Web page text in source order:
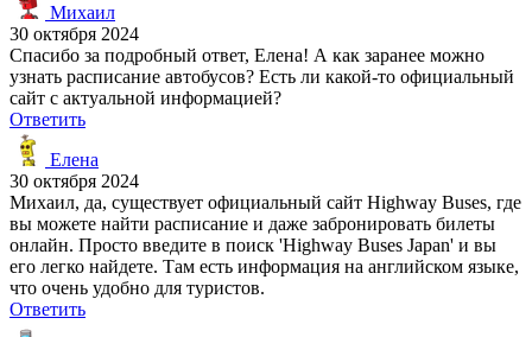
Михаил
30 октября 2024
Спасибо за подробный ответ, Елена! А как заранее можно
узнать расписание автобусов? Есть ли какой-то официальный
сайт с актуальной информацией?
Ответить
Елена
30 октября 2024
Михаил, да, существует официальный сайт Highway Buses, где
вы можете найти расписание и даже забронировать билеты
онлайн. Просто введите в поиск 'Highway Buses Japan' и вы
его легко найдете. Там есть информация на английском языке,
что очень удобно для туристов.
Ответить